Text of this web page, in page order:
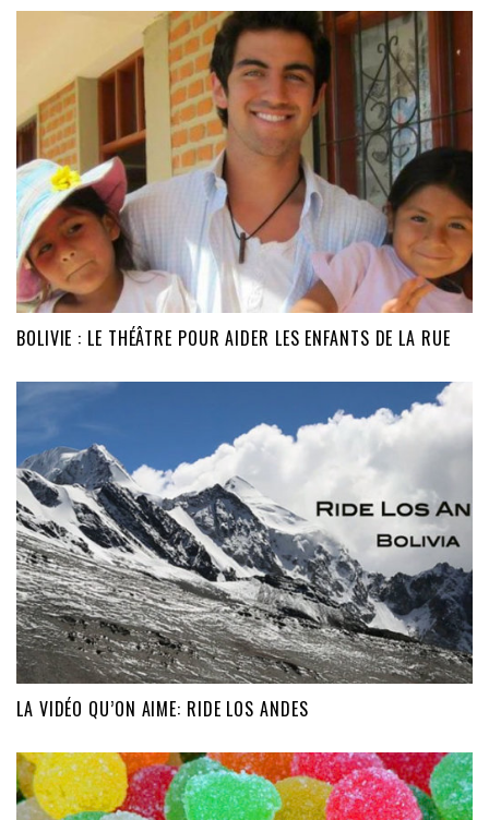
BOLIVIE : LE THÉÂTRE POUR AIDER LES ENFANTS DE LA RUE
LA VIDÉO QU’ON AIME: RIDE LOS ANDES